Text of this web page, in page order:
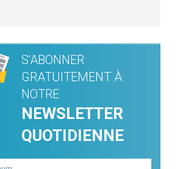
S'ABONNER
GRATUITEMENT À
NOTRE
NEWSLETTER
QUOTIDIENNE